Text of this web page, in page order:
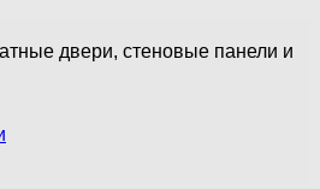
двери, стеновые панели и